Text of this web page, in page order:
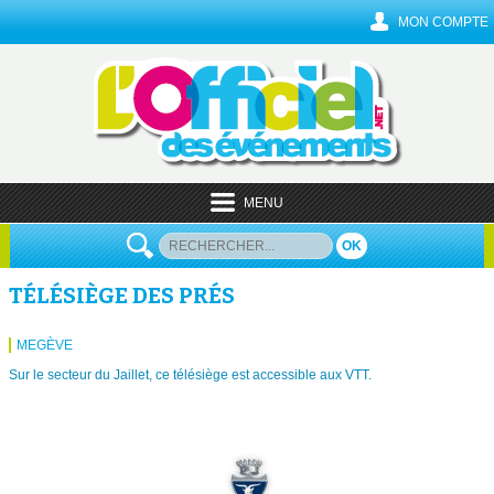
MON COMPTE
MENU
OK
TÉLÉSIÈGE DES PRÉS
MEGÈVE
Sur le secteur du Jaillet, ce télésiège est accessible aux VTT.